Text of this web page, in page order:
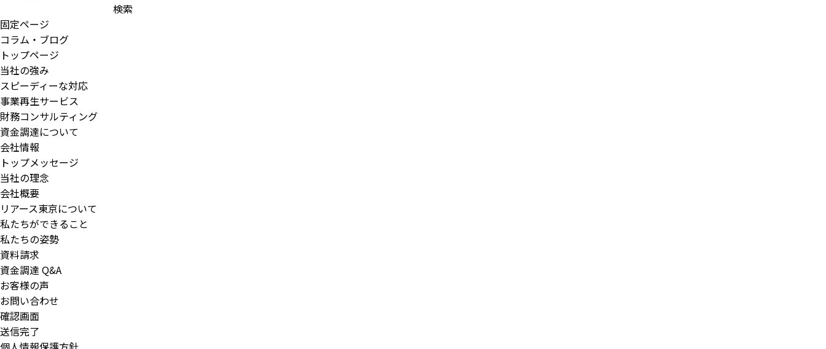
索:
固定ページ
コラム・ブログ
トップページ
当社の強み
スピーディーな対応
事業再生サービス
財務コンサルティング
資金調達について
会社情報
トップメッセージ
当社の理念
会社概要
リアース東京について
私たちができること
私たちの姿勢
資料請求
資金調達 Q&A
お客様の声
お問い合わせ
確認画面
送信完了